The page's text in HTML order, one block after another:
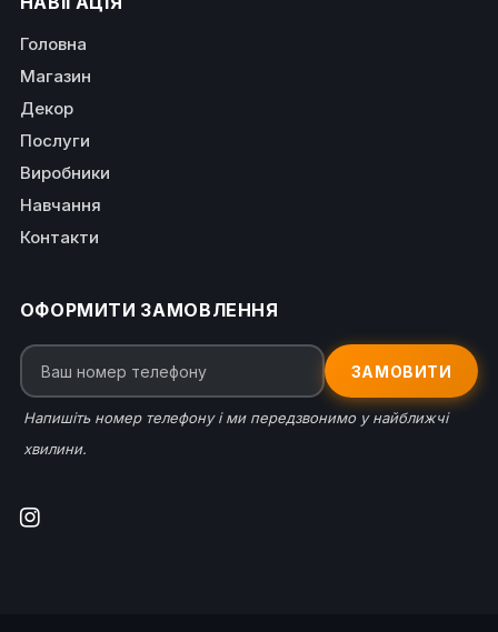
Головна
Магазин
Декор
Послуги
Виробники
Навчання
Контакти
ОФОРМИТИ ЗАМОВЛЕННЯ
ЗАМОВИТИ
Напишіть номер телефону і ми передзвонимо у найближчі
хвилини.